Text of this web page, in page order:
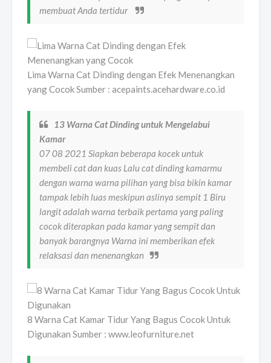
membuat Anda tertidur
Lima Warna Cat Dinding dengan Efek Menenangkan
yang Cocok Sumber : acepaints.acehardware.co.id
13 Warna Cat Dinding untuk Mengelabui
Kamar
07 08 2021 Siapkan beberapa kocek untuk
membeli cat dan kuas Lalu cat dinding kamarmu
dengan warna warna pilihan yang bisa bikin kamar
tampak lebih luas meskipun aslinya sempit 1 Biru
langit adalah warna terbaik pertama yang paling
cocok diterapkan pada kamar yang sempit dan
banyak barangnya Warna ini memberikan efek
relaksasi dan menenangkan
8 Warna Cat Kamar Tidur Yang Bagus Cocok Untuk
Digunakan Sumber : www.leofurniture.net